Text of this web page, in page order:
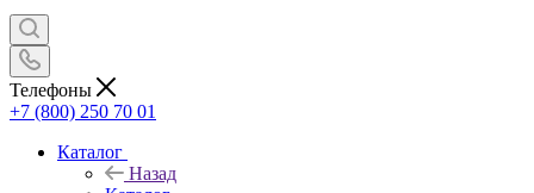
Телефоны
+7 (800) 250 70 01
Каталог
Назад